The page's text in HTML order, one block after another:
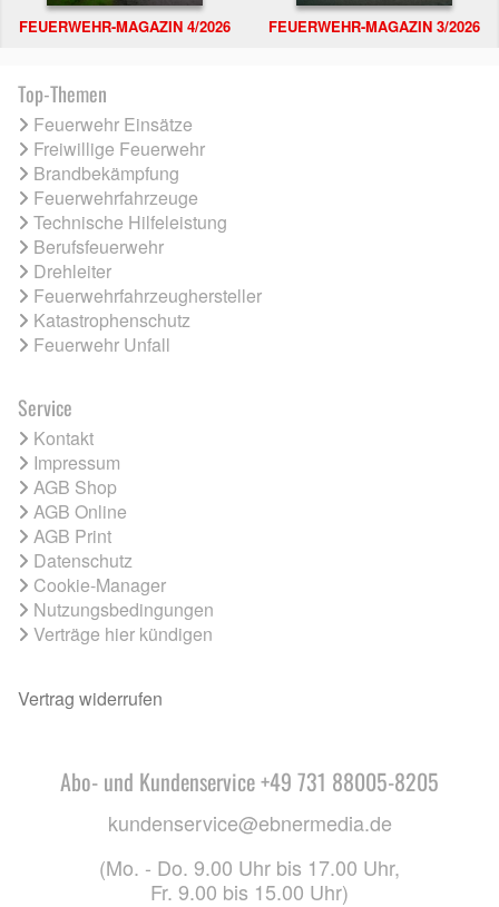
FEUERWEHR-MAGAZIN 4/2026 FEUERWEHR-MAGAZIN 3/2026
Top-Themen
Feuerwehr Einsätze
Freiwillige Feuerwehr
Brandbekämpfung
Feuerwehrfahrzeuge
Technische Hilfeleistung
Berufsfeuerwehr
Drehleiter
Feuerwehrfahrzeughersteller
Katastrophenschutz
Feuerwehr Unfall
Service
Kontakt
Impressum
AGB Shop
AGB Online
AGB Print
Datenschutz
Cookie-Manager
Nutzungsbedingungen
Verträge hier kündigen
Vertrag widerrufen
Abo- und Kundenservice +49 731 88005-8205
kundenservice@ebnermedia.de
(Mo. - Do. 9.00 Uhr bis 17.00 Uhr,
Fr. 9.00 bis 15.00 Uhr)